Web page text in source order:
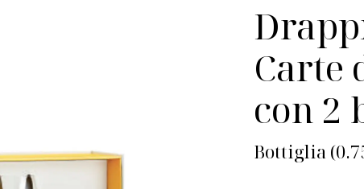
Carte
con 2
Bottiglia